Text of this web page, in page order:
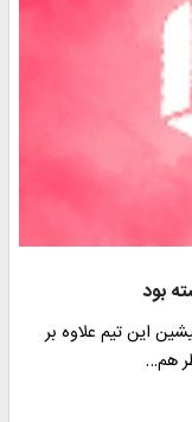
بود
این تیم علاوه بر
هم…